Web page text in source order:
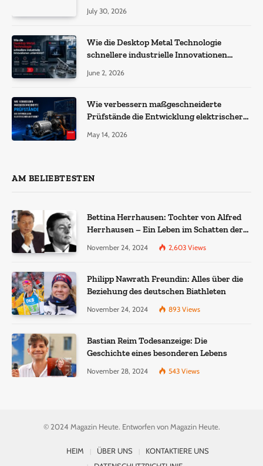
July 30, 2026
Wie die Desktop Metal Technologie
schnellere industrielle Innovationen
June 2, 2026
Wie verbessern maßgeschneiderte
Prüfstände die Entwicklung elektrischer
May 14, 2026
AM BELIEBTESTEN
Bettina Herrhausen: Tochter von Alfred
Herrhausen – Ein Leben im Schatten der
November 24, 2024 2,603 Views
Philipp Nawrath Freundin: Alles über die
Beziehung des deutschen Biathleten
November 24, 2024 893 Views
Bastian Reim Todesanzeige: Die
Geschichte eines besonderen Lebens
November 28, 2024 543 Views
© 2024 Magazin Heute. Entworfen von Magazin Heute.
HEIM ÜBER UNS
KONTAKTIERE UNS